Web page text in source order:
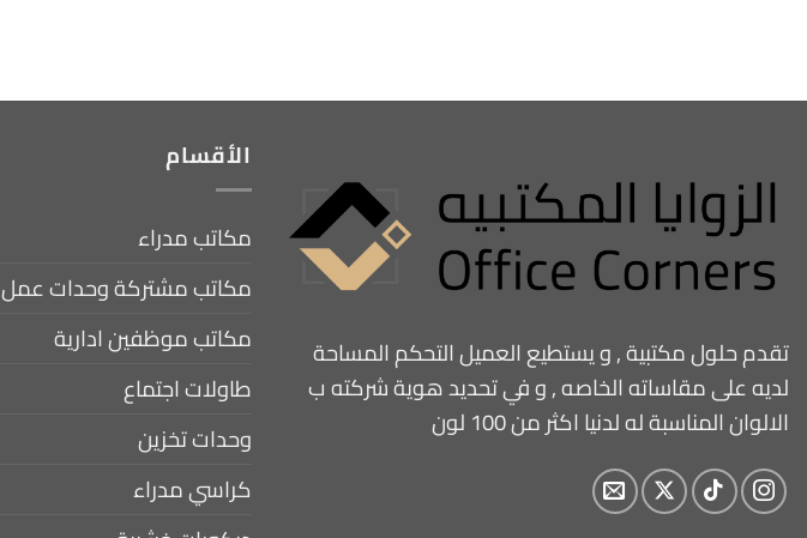
تقدم حلول مكتبية , و يستطيع العميل التحكم المساحة
لديه على مقاساته الخاصه , و في تحديد هوية شركته ب
الالوان المناسبة له لدنيا اكثر من 100 لون
الأقسام
مكاتب مدراء
مكاتب مشتركة وحدات عمل
مكاتب موظفين ادارية
طاولات اجتماع
وحدات تخزين
كراسي مدراء